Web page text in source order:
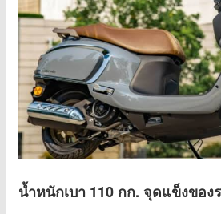
น้ำหนักเบา 110 กก. จุดแข็งของ